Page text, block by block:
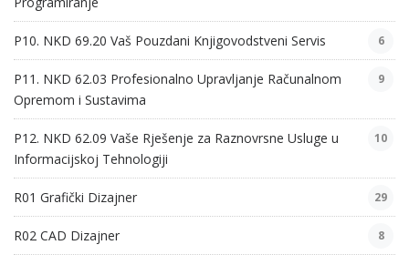
P10. NKD 69.20 Vaš Pouzdani Knjigovodstveni Servis 6
P11. NKD 62.03 Profesionalno Upravljanje Računalnom
Opremom i Sustavima
9
P12. NKD 62.09 Vaše Rješenje za Raznovrsne Usluge u
Informacijskoj Tehnologiji
10
R01 Grafički Dizajner 29
R02 CAD Dizajner 8